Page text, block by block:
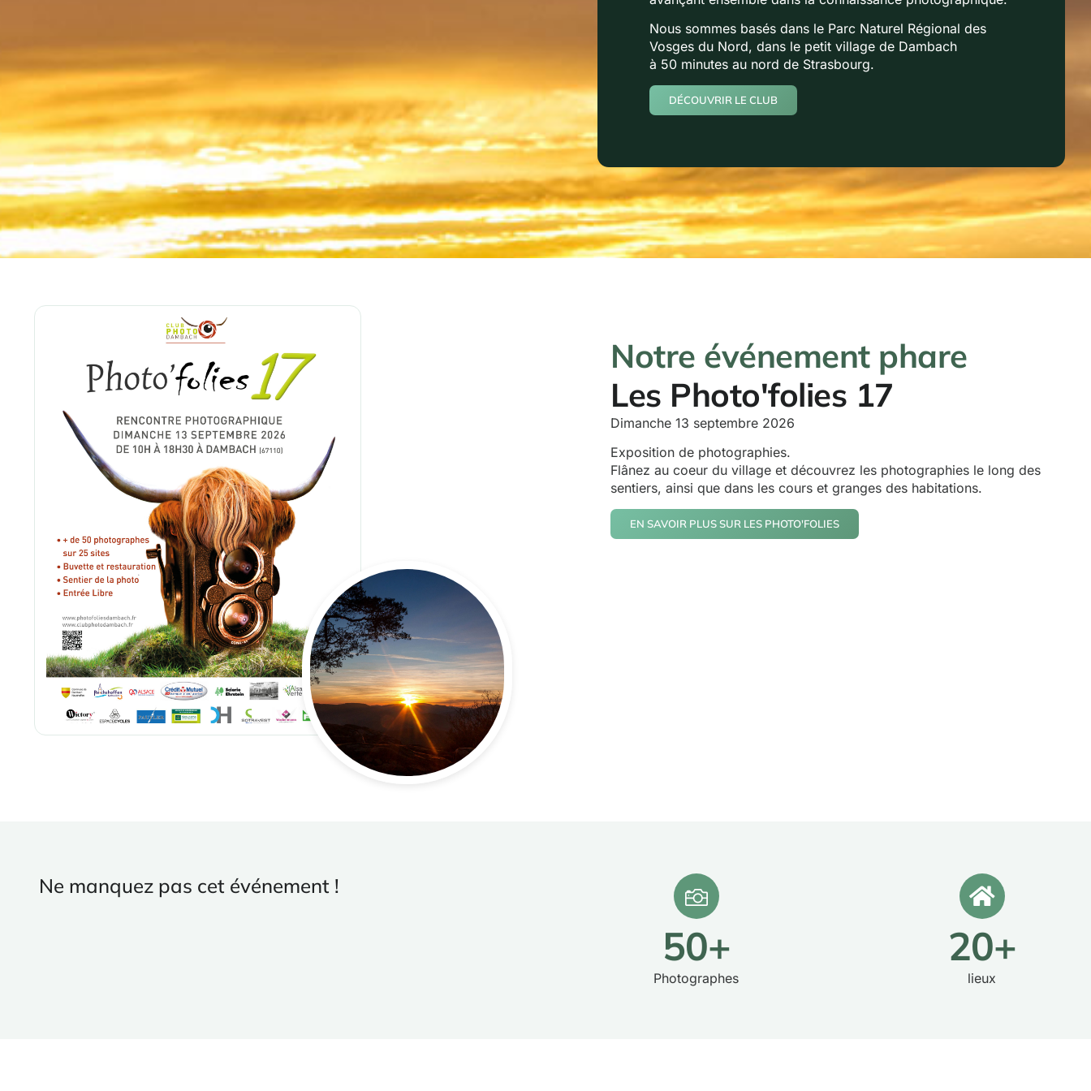
Nous sommes basés dans le Parc Naturel Régional des
Vosges du Nord, dans le petit village de Dambach
à 50 minutes au nord de Strasbourg.
DÉCOUVRIR LE CLUB
Notre événement phare
Les Photo'folies 17
Dimanche 13 septembre 2026
Exposition de photographies.
Flânez au coeur du village et découvrez les photographies le long des
sentiers, ainsi que dans les cours et granges des habitations.
EN SAVOIR PLUS SUR LES PHOTO'FOLIES
Ne manquez pas cet événement !
Photographes
50+
lieux
20+